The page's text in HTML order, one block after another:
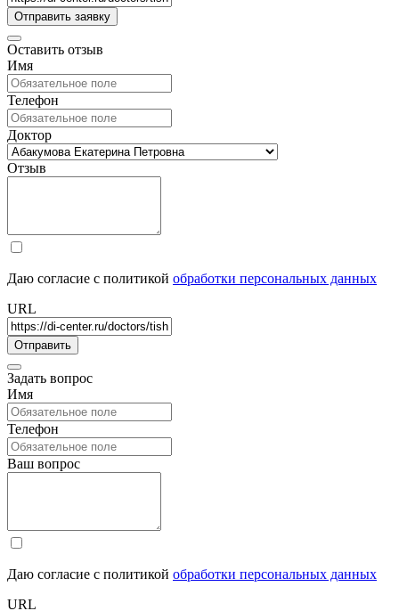
Оставить отзыв
Имя
Телефон
Доктор
Отзыв
Даю согласие с политикой обработки персональных данных
URL
Задать вопрос
Имя
Телефон
Ваш вопрос
Даю согласие с политикой обработки персональных данных
URL